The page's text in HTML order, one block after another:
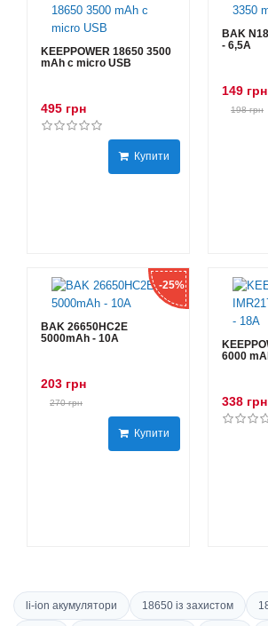
KEEPPOWER 18650 3500
mAh с micro USB
495 грн
Купити
BAK
- 6,5А
149 грн
198 грн
-25%
BAK 26650HC2E
5000mAh - 10А
203 грн
270 грн
Купити
6000
338 грн
li-ion акумулятори 18650 із захистом